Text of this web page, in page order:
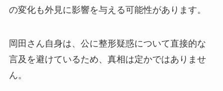
の変化も外見に影響を与える可能性があります。
岡田さん自身は、公に整形疑惑について直接的な
言及を避けているため、真相は定かではありませ
ん。